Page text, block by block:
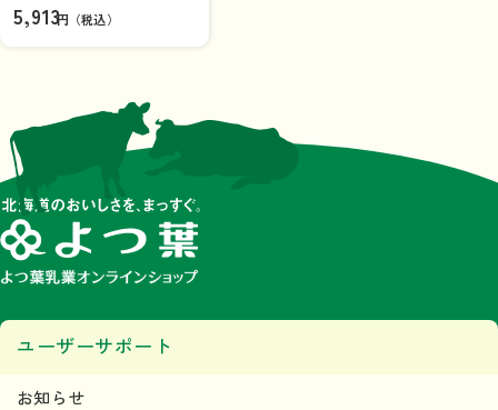
込み】
5,913円（税込）
ユーザーサポート
お知らせ